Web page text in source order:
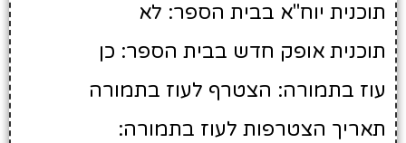
תוכנית יוח"א בבית הספר: לא
תוכנית אופק חדש בבית הספר: כן
עוז בתמורה: הצטרף לעוז בתמורה
תאריך הצטרפות לעוז בתמורה: